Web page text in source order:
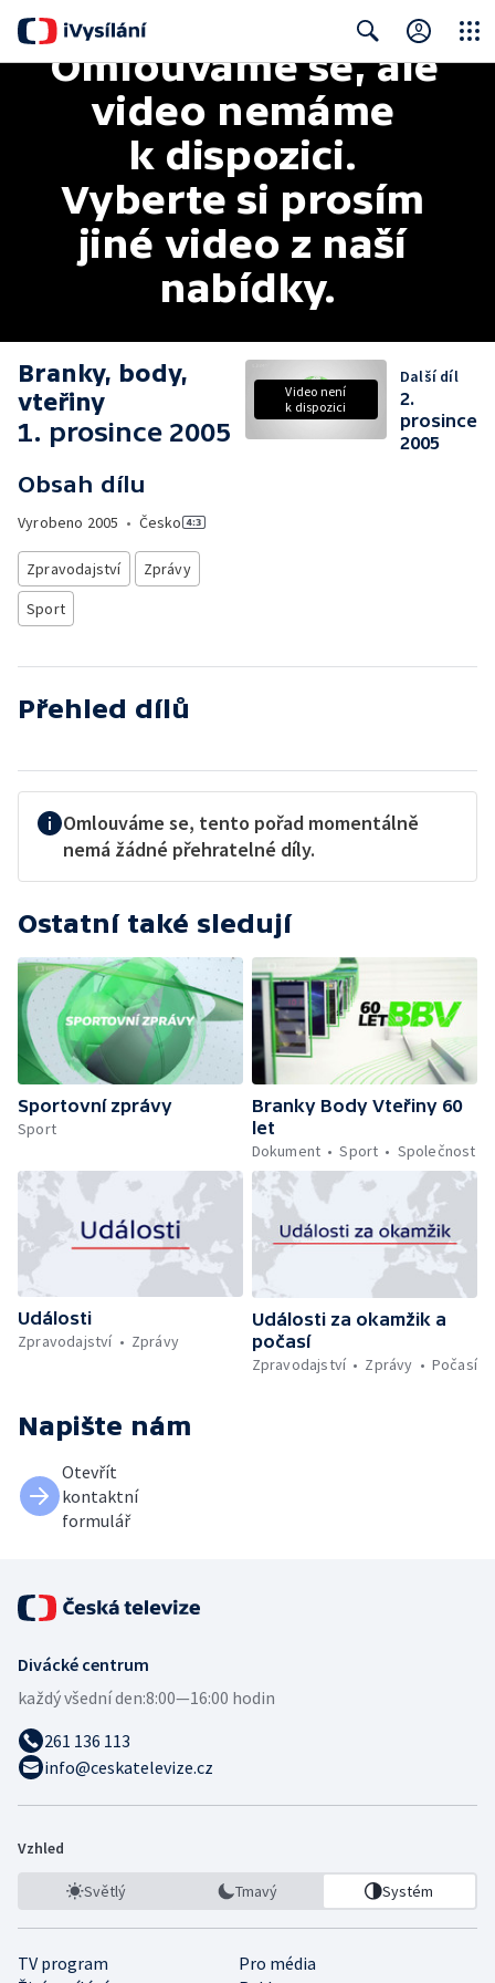
Search
Omlouváme se, ale
video nemáme
k dispozici.
Vyberte si prosím
jiné video z naší
nabídky.
Branky, body,
vteřiny
1. prosince 2005
Obsah dílu
Vyrobeno 2005 • Česko
Zpravodajství
Zprávy
Sport
Video není
k dispozici
Další díl
2.
prosince
2005
Přehled dílů
Omlouváme se, tento pořad momentálně
nemá žádné přehratelné díly.
Ostatní také sledují
Sportovní zprávy
Sport
Branky Body Vteřiny 60
let
Dokument
Sport Společnost
Události
Zpravodajství
Zprávy
Události za okamžik a
počasí
Zpravodajství
Zprávy Počasí
Napište nám
Otevřít
kontaktní
formulář
Divácké centrum
každý všední den:8:00—16:00 hodin
261 136 113
info@ceskatelevize.cz
Vzhled
Světlý Tmavý Systém
TV program
Pro média